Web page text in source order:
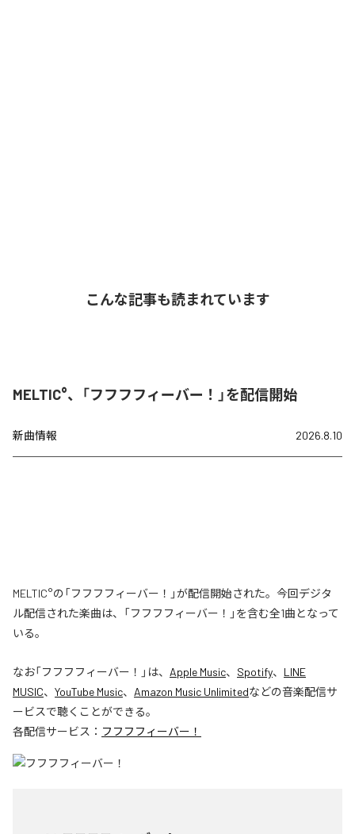
こんな記事も読まれています
MELTIC°、「フフフフィーバー！」を配信開始
新曲情報 2026.8.10
MELTIC°の「フフフフィーバー！」が配信開始された。今回デジタ
ル配信された楽曲は、「フフフフィーバー！」を含む全1曲となって
いる。
なお「フフフフィーバー！ 」は、 Apple Music、 Spotify、 LINE
MUSIC、 YouTube Music、 Amazon Music Unlimitedなどの音楽配信サ
ービスで聴くことができる。
各配信サービス： フフフフィーバー！